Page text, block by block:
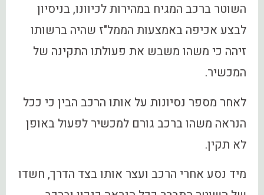
השוטר ברכב המגיח במהירות לכיוונו, בניסיון
לבצע אכיפה באמצעות הממל"ז שהיה ברשותו
זיהה כי משהו משבש את פעולתו התקינה של
המכשיר.
לאחר מספר נסיונות על אותו הרכב הבין כי ככל
הנראה משהו ברכב גורם למכשיר לפעול באופן
לא תקין.
מיד נסע אחרי הרכב ועצר אותו בצד הדרך, חשדו